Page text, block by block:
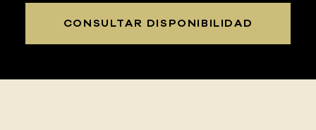
CONSULTAR DISPONIBILIDAD